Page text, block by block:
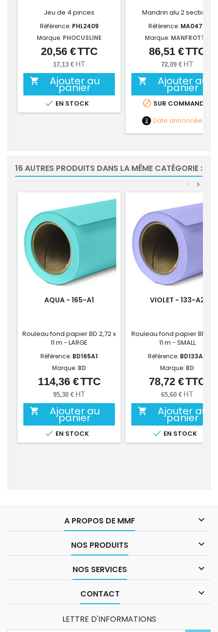
Jeu de 4 pinces
Référence: PHL2409
Marque: PHOCUSLINE
Prix
20,56 €TTC
17,13 € HT
 Ajouter au
panier
 EN STOCK
Mandrin alu 2 sections
Référence: MA0472
Marque: MANFROTTO
Prix
86,51 €TTC
72,09 € HT
 Ajouter au
panier
 SUR COMMANDE
Date annoncée
16 AUTRES PRODUITS DANS LA MÊME CATÉGORIE :
>
<
AQUA - 165-A1
Rouleau fond papier BD 2,72 x
11 m - LARGE
Référence: BD165A1
Marque: BD
Prix
114,36 €TTC
95,30 € HT
 Ajouter au
panier
 EN STOCK
VIOLET - 133-A2
Rouleau fond papier BD
11 m - SMALL
Référence: BD133A2
Marque: BD
Prix
78,72 €TTC
65,60 € HT
 Ajouter au
panier
 EN STOCK
A PROPOS DE MMF 
NOS PRODUITS 
NOS SERVICES 
CONTACT 
LETTRE D'INFORMATIONS